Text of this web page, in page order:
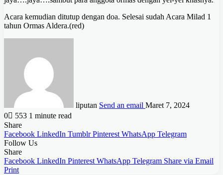
Acara kemudian ditutup dengan doa. Selesai sudah Acara Milad 1
tahun Ormas Aldera.(red)
liputan Send an email Maret 7, 2024
0
553 1 minute read
Share
Facebook LinkedIn Tumblr Pinterest WhatsApp Telegram
Follow Us
Share
Facebook LinkedIn Pinterest WhatsApp Telegram Share via Email
Print